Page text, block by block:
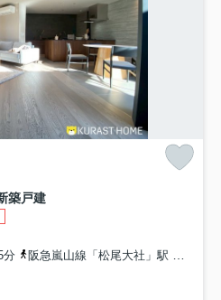
築戸建
分
阪急嵐山線「松尾大社」駅 徒歩18分